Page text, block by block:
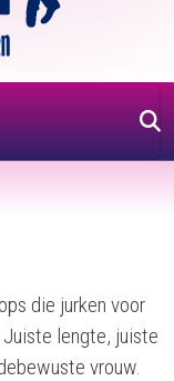
die jurken voor
Juiste lengte, juiste
vrouw.